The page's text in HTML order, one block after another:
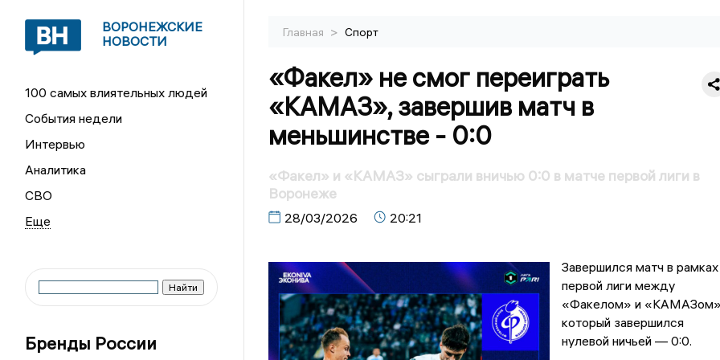
ВОРОНЕЖСКИЕ
НОВОСТИ
100 самых влиятельных людей
События недели
Интервью
Аналитика
СВО
Бренды России
Главная > Спорт
«Факел» не смог переиграть
«КАМАЗ», завершив матч в
меньшинстве - 0:0
«Факел» и «КАМАЗ» сыграли вничью 0:0 в матче первой лиги в
Воронеже
28/03/2026 20:21
Завершился матч в рамках
первой лиги между
«Факелом» и
который завершился
нулевой ничьей — 0:0.